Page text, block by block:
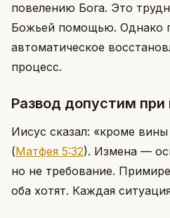
повелению Бога. Это
Божьей помощью. Однако
автоматическое
процесс.
Развод допустим при
Иисус сказал: «кроме
(Матфея 5:32). Измена —
но не требование.
оба хотят. Каждая